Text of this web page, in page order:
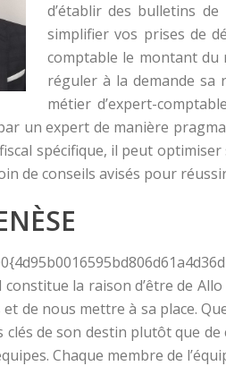
d’établir des bulletins
simplifier vos prises de
comptable le montant du
réguler à la demande sa
métier d’expert-
un expert de manière
spécifique, il peut
de conseils avisés pour
constitue la raison d’être de
de nous mettre à sa place.
clés de son destin plutôt que
Chaque membre de